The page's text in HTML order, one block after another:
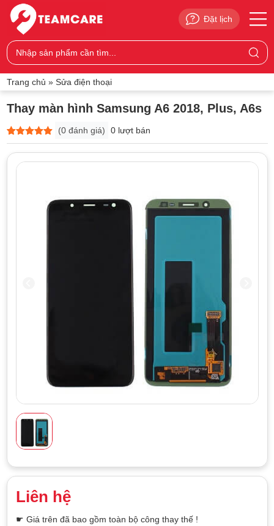
Đặt lịch
Trang chủ » Sửa điện thoại
Thay màn hình Samsung A6 2018, Plus, A6s
5trên 5
dựa trên
0
đánh giá
(0 đánh giá) 0 lượt bán
Liên hệ
☛ Giá trên đã bao gồm toàn bộ công thay thế !